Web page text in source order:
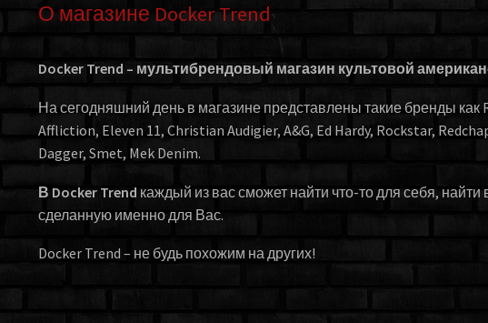
О магазине Docker Trend
Docker Trend – мультибрендовый магазин культовой
На сегодняшний день в магазине представлены такие бренды как
Affliction, Eleven 11, Christian Audigier, A&G, Ed Hardy, Rockstar,
Dagger, Smet, Mek Denim.
В Docker Trend каждый из вас сможет найти что-то для себя, найти
сделанную именно для Вас.
Docker Trend – не будь похожим на других!